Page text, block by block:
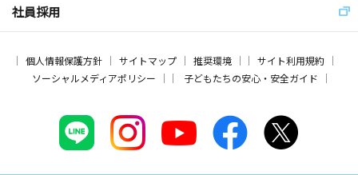
社員採用
個人情報保護方針 サイトマップ 推奨環境
サイト利用規約
ソーシャルメディアポリシー
子どもたちの安心・安全ガイド